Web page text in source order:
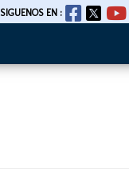
SIGUENOS EN :